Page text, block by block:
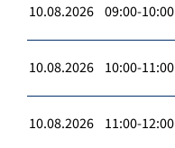
10.08.2026 09:00-10:00
10.08.2026 10:00-11:00
10.08.2026 11:00-12:00